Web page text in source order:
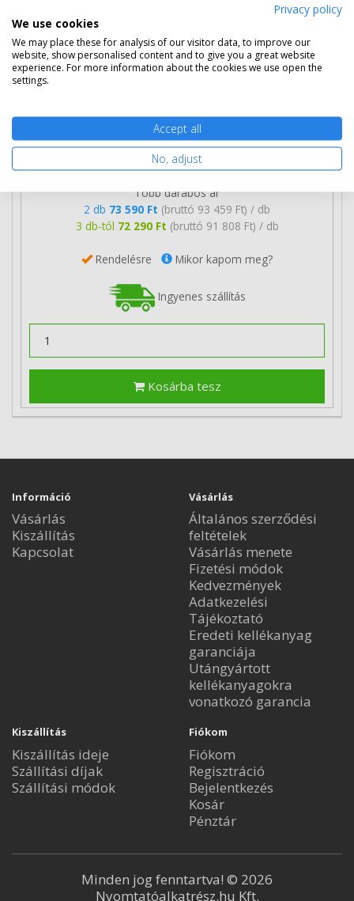
74 890 Ft (bruttó 95 110 Ft)
Több darabos ár
2 db 73 590 Ft (bruttó 93 459 Ft) / db
3 db-tól 72 290 Ft (bruttó 91 808 Ft) / db
Rendelésre Mikor kapom meg?
Ingyenes szállítás
Kosárba tesz
Információ
Vásárlás
Kiszállítás
Kapcsolat
Vásárlás
Általános szerződési
feltételek
Vásárlás menete
Fizetési módok
Kedvezmények
Adatkezelési
Tájékoztató
Eredeti kellékanyag
garanciája
Utángyártott
kellékanyagokra
vonatkozó garancia
Kiszállítás
Kiszállítás ideje
Szállítási díjak
Szállítási módok
Fiókom
Fiókom
Regisztráció
Bejelentkezés
Kosár
Pénztár
Minden jog fenntartva! © 2026
Nyomtatóalkatrész.hu Kft.
Privacy policy
We use cookies
We may place these for analysis of our visitor data, to improve our
website, show personalised content and to give you a great website
experience. For more information about the cookies we use open the
settings.
Accept all
No, adjust